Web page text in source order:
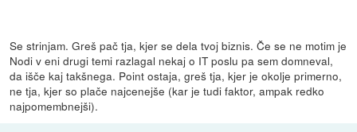
Se strinjam. Greš pač tja, kjer se dela tvoj biznis. Če se ne motim je
Nodi v eni drugi temi razlagal nekaj o IT poslu pa sem domneval,
da išče kaj takšnega. Point ostaja, greš tja, kjer je okolje primerno,
ne tja, kjer so plače najcenejše (kar je tudi faktor, ampak redko
najpomembnejši).